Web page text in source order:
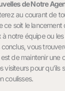
de Notre
au courant de
ce soit le lancement
à notre équipe ou
vous
de maintenir une
pour qu’ils
coulisses.